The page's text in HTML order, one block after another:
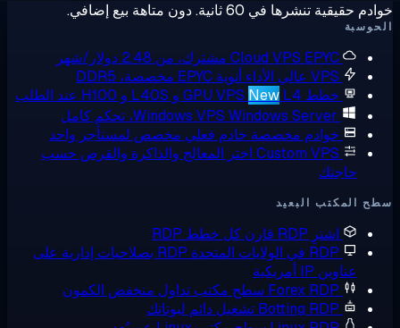
تنشرها في 60 ثانية. دون متاهة بيع إضافي.
Cloud VPSEPYC مشترك، من 2.48 دولار/شهر
VPS عالي الأداء
أنوية EPYC مخصصة، DDR5
خطط GPU VPS
New L4 و L40S و H100 عند الطلب
Windows VPS Windows Server، تحكم كامل
خوادم مخصصةخادم فعلي مخصص لمستأجر واحد
Custom VPS اختر المعالج والذاكرة والقرص حسب
حاجتك
المكتب البعيد
اشترِ RDP
قارن كل خطط RDP
RDP في الولايات المتحدة
RDP بصلاحيات إدارية على
عناوين IP أمريكية
Forex RDP سطح مكتب تداول منخفض الكمون
Botting RDP تشغيل دائم لبوتاتك